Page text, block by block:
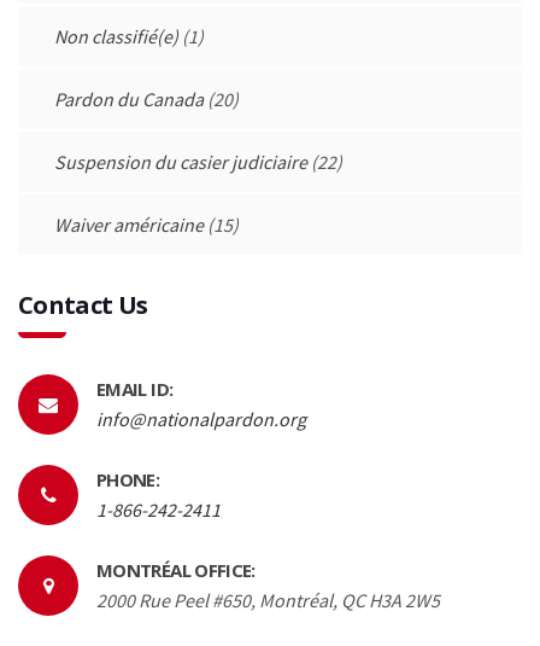
Non classifié(e) (1)
Pardon du Canada(20)
Suspension du casier judiciaire(22)
Waiver américaine(15)
Contact Us
EMAIL ID:
info@nationalpardon.org
PHONE:
1-866-242-2411
MONTRÉAL OFFICE:
2000 Rue Peel #650, Montréal, QC H3A 2W5